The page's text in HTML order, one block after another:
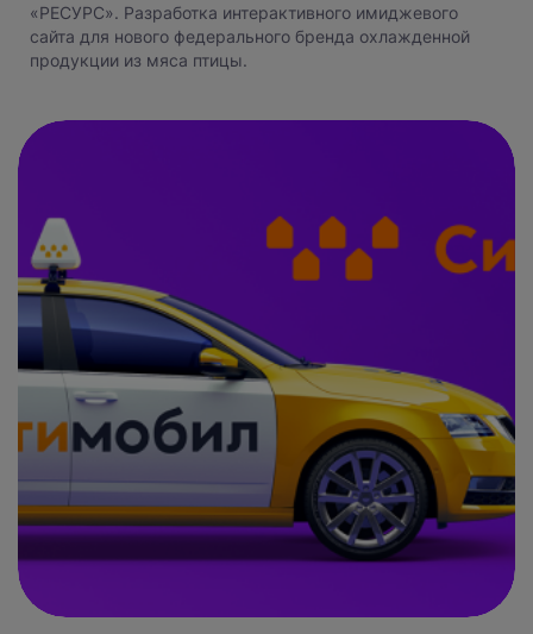
«РЕСУРС». Разработка интерактивного имиджевого
сайта для нового федерального бренда охлажденной
продукции из мяса птицы.